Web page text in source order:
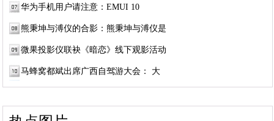
华为手机用户请注意：EMUI 10
熊秉坤与溥仪的合影：熊秉坤与溥仪是
微果投影仪联袂《暗恋》线下观影活动
马蜂窝都斌出席广西自驾游大会： 大